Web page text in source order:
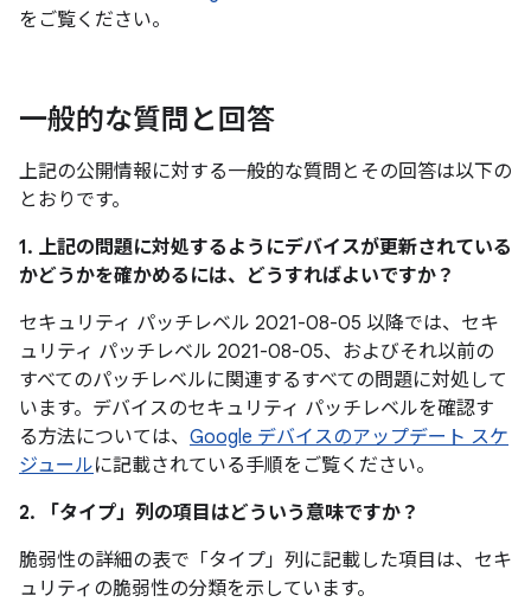
をご覧ください。
一般的な質問と回答
上記の公開情報に対する一般的な質問とその回答は以下の
とおりです。
1. 上記の問題に対処するようにデバイスが更新されている
かどうかを確かめるには、どうすればよいですか？
セキュリティ パッチレベル 2021-08-05 以降では、セキ
ュリティ パッチレベル 2021-08-05、およびそれ以前の
すべてのパッチレベルに関連するすべての問題に対処して
います。デバイスのセキュリティ パッチレベルを確認す
る方法については、 Google デバイスのアップデート スケ
ジュールに記載されている手順をご覧ください。
2. 「タイプ」 列の項目はどういう意味ですか？
脆弱性の詳細の表で「タイプ」 列に記載した項目は、セキ
ュリティの脆弱性の分類を示しています。